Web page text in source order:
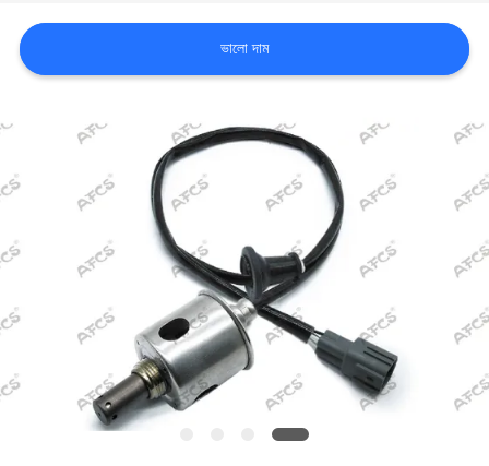
করুন
খবর
একটি
অনুরোধ
করুন
সাইট
ভালো দাম